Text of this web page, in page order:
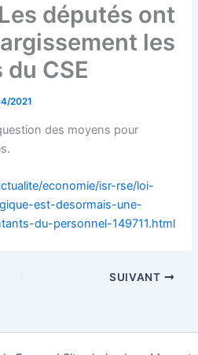
députés ont
les
CSE
2021
des moyens pour
economie/isr-rse/loi-
est-desormais-une-
du-personnel-149711.html
SUIVANT